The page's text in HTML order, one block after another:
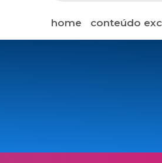
home conteúdo